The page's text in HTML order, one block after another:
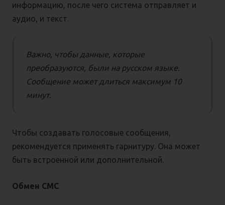
информацию, после чего система отправляет и
аудио, и текст.
Важно, чтобы данные, которые
преобразуются, были на русском языке.
Сообщение может длиться максимум 10
минут.
Чтобы создавать голосовые сообщения,
рекомендуется применять гарнитуру. Она может
быть встроенной или дополнительной.
Обмен СМС